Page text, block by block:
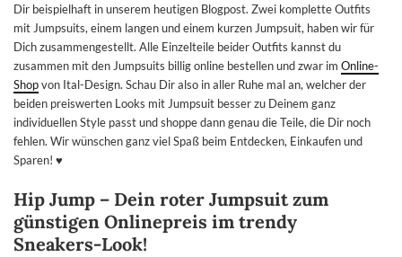
Dir beispielhaft in unserem heutigen Blogpost. Zwei komplette Outfits
mit Jumpsuits, einem langen und einem kurzen Jumpsuit, haben wir für
Dich zusammengestellt. Alle Einzelteile beider Outfits kannst du
zusammen mit den Jumpsuits billig online bestellen und zwar im Online-
Shopvon Ital-Design. Schau Dir also in aller Ruhe mal an, welcher der
beiden preiswerten Looks mit Jumpsuit besser zu Deinem ganz
individuellen Style passt und shoppe dann genau die Teile, die Dir noch
fehlen. Wir wünschen ganz viel Spaß beim Entdecken, Einkaufen und
Sparen! ♥
Hip Jump – Dein roter Jumpsuit zum
günstigen Onlinepreis im trendy
Sneakers-Look!